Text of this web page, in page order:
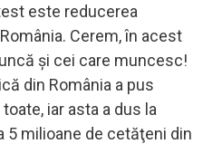
este reducerea
Cerem, în acest
şi cei care muncesc!
din România a pus
iar asta a dus la
5 milioane de cetăţeni din